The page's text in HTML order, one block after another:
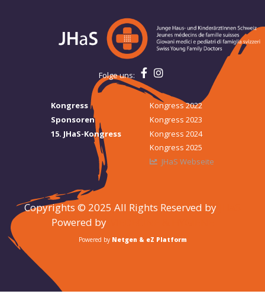
Folge uns:
Kongress
Sponsoren
15. JHaS-Kongress
Kongress 2022
Kongress 2023
Kongress 2024
Kongress 2025
JHaS Webseite
Copyrights © 2025 All Rights Reserved by
Powered by
Powered by Netgen & eZ Platform